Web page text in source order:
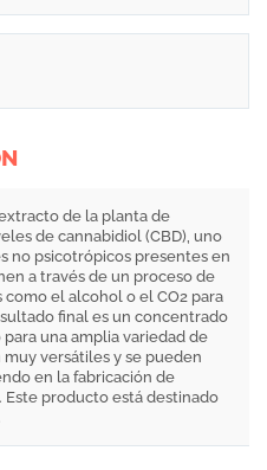
de la planta de
de cannabidiol (CBD), uno
no psicotrópicos presentes en
a través de un proceso de
el alcohol o el CO2 para
final es un concentrado
una amplia variedad de
muy versátiles y se pueden
en la fabricación de
producto está destinado